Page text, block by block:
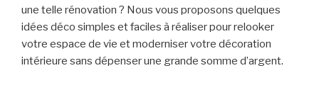
une telle rénovation ? Nous vous proposons quelques
idées déco simples et faciles à réaliser pour relooker
votre espace de vie et moderniser votre décoration
intérieure sans dépenser une grande somme d’argent.